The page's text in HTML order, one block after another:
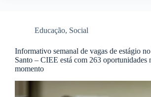
Educação, Social
Informativo semanal de vagas de estágio
Santo – CIEE está com 263 oportunidades
momento